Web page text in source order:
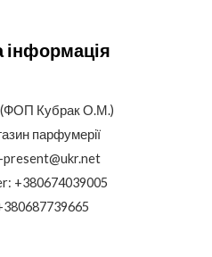
інформація
Кубрак О.М.)
парфумерії
present@ukr.net
+380674039005